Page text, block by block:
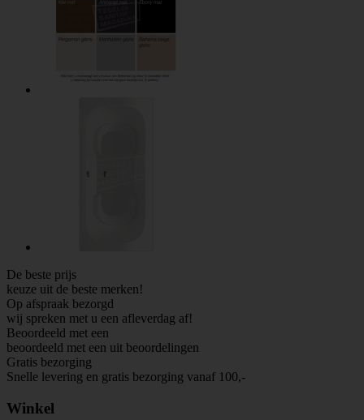
De beste prijs
keuze uit de beste merken!
Op afspraak bezorgd
wij spreken met u een afleverdag af!
Beoordeeld met een
beoordeeld met een uit beoordelingen
Gratis bezorging
Snelle levering en gratis bezorging vanaf 100,-
Winkel